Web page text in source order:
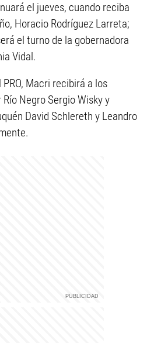
el jueves, cuando reciba
Horacio Rodríguez Larreta;
el turno de la gobernadora
Vidal.
Macri recibirá a los
Negro Sergio Wisky y
David Schlereth y Leandro